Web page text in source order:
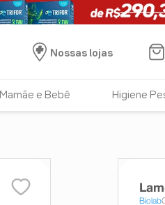
Nossas lojas
Mamãe e Bebê Higiene
Biolab